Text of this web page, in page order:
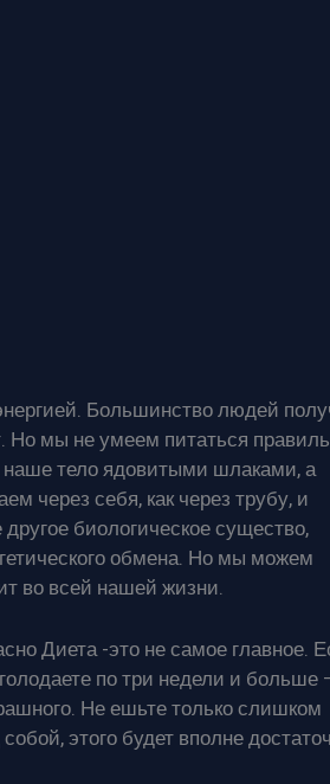
Большинство людей
Но мы не умеем питаться
тело ядовитыми шлаками, а
через себя, как через трубу, и
биологическое существо,
обмена. Но мы можем
во всей нашей жизни.
Диета -это не самое главное.
по три недели и больше
Не ешьте только слишком
этого будет вполне